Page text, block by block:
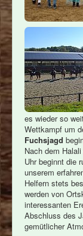
es wieder so
Wettkampf um
Fuchsjagd
Nach dem
Uhr beginnt die
unserem
Helfern stets
werden von
interessanten
Abschluss des
gemütlicher